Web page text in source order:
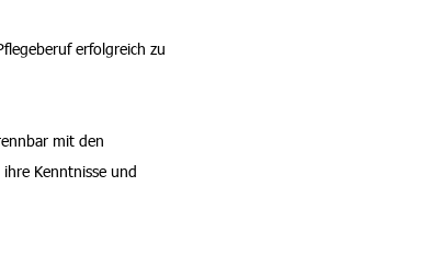
erfolgreich zu
mit den
Kenntnisse und